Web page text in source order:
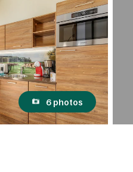
6 photos